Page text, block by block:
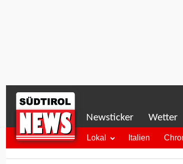
Newsticker Wetter
Lokal Italien